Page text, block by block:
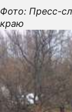
Фото: Пресс-
краю